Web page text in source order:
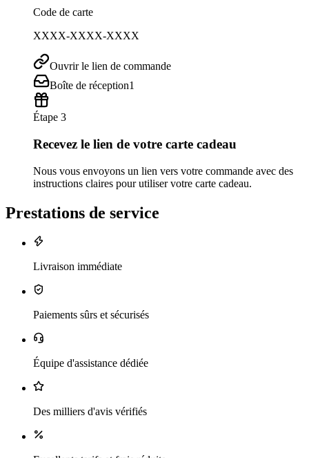
Code de carte
XXXX-XXXX-XXXX
Ouvrir le lien de commande
Boîte de réception1
Étape 3
Recevez le lien de votre carte cadeau
Nous vous envoyons un lien vers votre commande avec des
instructions claires pour utiliser votre carte cadeau.
Prestations de service
Livraison immédiate
Paiements sûrs et sécurisés
Équipe d'assistance dédiée
Des milliers d'avis vérifiés